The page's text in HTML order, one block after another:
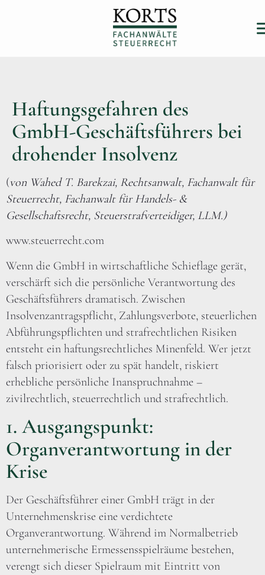
Haftungsgefahren des
GmbH-Geschäftsführers bei
drohender Insolvenz
(von Wahed T. Barekzai, Rechtsanwalt, Fachanwalt für
Steuerrecht, Fachanwalt für Handels- &
Gesellschaftsrecht, Steuerstrafverteidiger, LLM.)
www.steuerrecht.com
Wenn die GmbH in wirtschaftliche Schieflage gerät,
verschärft sich die persönliche Verantwortung des
Geschäftsführers dramatisch. Zwischen
Insolvenzantragspflicht, Zahlungsverbote, steuerlichen
Abführungspflichten und strafrechtlichen Risiken
entsteht ein haftungsrechtliches Minenfeld. Wer jetzt
falsch priorisiert oder zu spät handelt, riskiert
erhebliche persönliche Inanspruchnahme –
zivilrechtlich, steuerrechtlich und strafrechtlich.
1. Ausgangspunkt:
Organverantwortung in der
Krise
Der Geschäftsführer einer GmbH trägt in der
Unternehmenskrise eine verdichtete
Organverantwortung. Während im Normalbetrieb
unternehmerische Ermessensspielräume bestehen,
verengt sich dieser Spielraum mit Eintritt von